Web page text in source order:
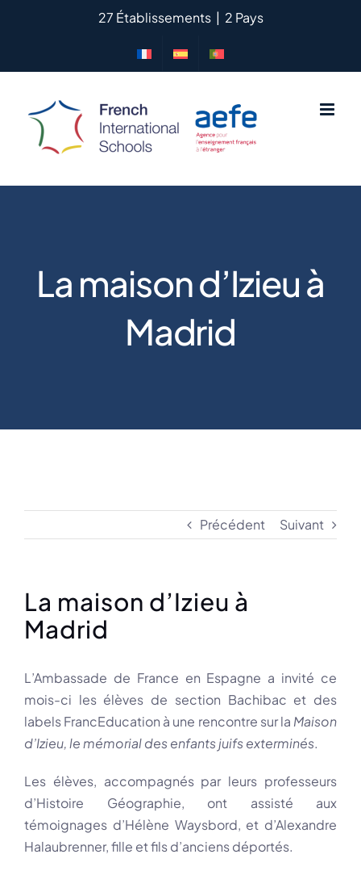
27 Établissements | 2 Pays
La maison d’Izieu à
Madrid
Précédent Suivant
La maison d’Izieu à
Madrid
L’Ambassade de France en Espagne a invité ce
mois-ci les élèves de section Bachibac et des
labels FrancEducation à une rencontre sur la Maison
d’Izieu, le mémorial des enfants juifs exterminés.
Les élèves, accompagnés par leurs professeurs
d’Histoire Géographie, ont assisté aux
témoignages d’Hélène Waysbord, et d’Alexandre
Halaubrenner, fille et fils d’anciens déportés.